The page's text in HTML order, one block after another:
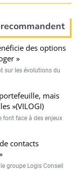
des options
»
sur les évolutions du
mais
»(VILOGI)
font face à des enjeux
contacts
groupe Logis Conseil